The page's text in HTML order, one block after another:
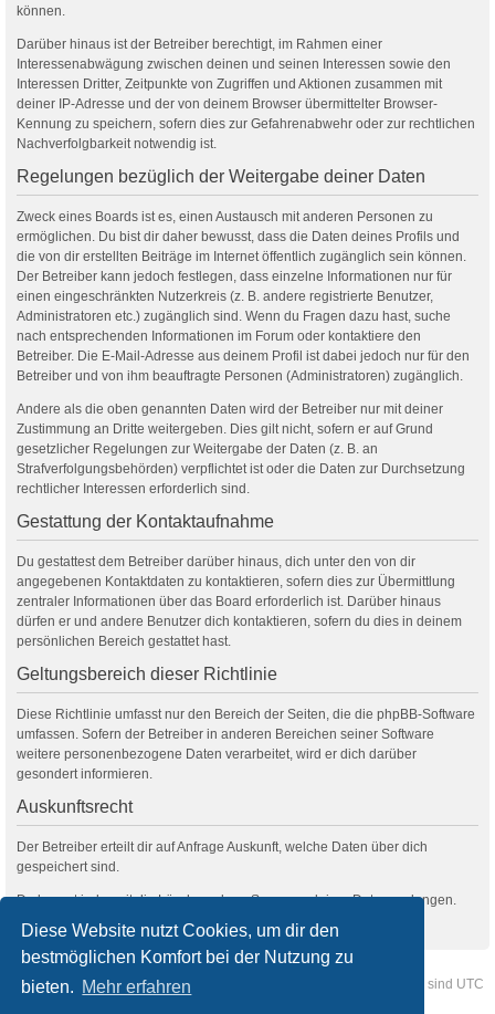
Diese Website nutzt Cookies, um dir den
bestmöglichen Komfort bei der Nutzung zu
bieten. Mehr erfahren
können.
Darüber hinaus ist der Betreiber berechtigt, im Rahmen einer
Interessenabwägung zwischen deinen und seinen Interessen sowie den
Interessen Dritter, Zeitpunkte von Zugriffen und Aktionen zusammen mit
deiner IP-Adresse und der von deinem Browser übermittelter Browser-
Kennung zu speichern, sofern dies zur Gefahrenabwehr oder zur rechtlichen
Nachverfolgbarkeit notwendig ist.
Regelungen bezüglich der Weitergabe deiner Daten
Zweck eines Boards ist es, einen Austausch mit anderen Personen zu
ermöglichen. Du bist dir daher bewusst, dass die Daten deines Profils und
die von dir erstellten Beiträge im Internet öffentlich zugänglich sein können.
Der Betreiber kann jedoch festlegen, dass einzelne Informationen nur für
einen eingeschränkten Nutzerkreis (z. B. andere registrierte Benutzer,
Administratoren etc.) zugänglich sind. Wenn du Fragen dazu hast, suche
nach entsprechenden Informationen im Forum oder kontaktiere den
Betreiber. Die E-Mail-Adresse aus deinem Profil ist dabei jedoch nur für den
Betreiber und von ihm beauftragte Personen (Administratoren) zugänglich.
Andere als die oben genannten Daten wird der Betreiber nur mit deiner
Zustimmung an Dritte weitergeben. Dies gilt nicht, sofern er auf Grund
gesetzlicher Regelungen zur Weitergabe der Daten (z. B. an
Strafverfolgungsbehörden) verpflichtet ist oder die Daten zur Durchsetzung
rechtlicher Interessen erforderlich sind.
Gestattung der Kontaktaufnahme
Du gestattest dem Betreiber darüber hinaus, dich unter den von dir
angegebenen Kontaktdaten zu kontaktieren, sofern dies zur Übermittlung
zentraler Informationen über das Board erforderlich ist. Darüber hinaus
dürfen er und andere Benutzer dich kontaktieren, sofern du dies in deinem
persönlichen Bereich gestattet hast.
Geltungsbereich dieser Richtlinie
Diese Richtlinie umfasst nur den Bereich der Seiten, die die phpBB-Software
umfassen. Sofern der Betreiber in anderen Bereichen seiner Software
weitere personenbezogene Daten verarbeitet, wird er dich darüber
gesondert informieren.
Auskunftsrecht
Der Betreiber erteilt dir auf Anfrage Auskunft, welche Daten über dich
gespeichert sind.
Du kannst jederzeit die Löschung bzw. Sperrung deiner Daten verlangen.
Foren-Übersicht Kontakt Alle Zeiten sind UTC